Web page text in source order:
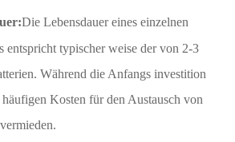
Die Lebensdauer eines einzelnen
typischer weise der von 2-3
Während die Anfangs investition
Kosten für den Austausch von